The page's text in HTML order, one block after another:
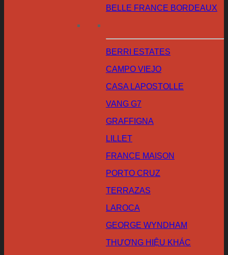
BELLE FRANCE BORDEAUX
BERRI ESTATES
CAMPO VIEJO
CASA LAPOSTOLLE
VANG G7
GRAFFIGNA
LILLET
FRANCE MAISON
PORTO CRUZ
TERRAZAS
LAROCA
GEORGE WYNDHAM
THƯƠNG HIỆU KHÁC